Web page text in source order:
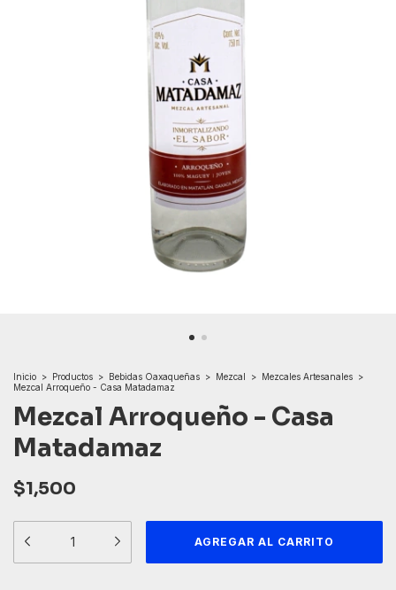
Inicio > Productos > Bebidas Oaxaqueñas > Mezcal > Mezcales Artesanales >
Mezcal Arroqueño - Casa Matadamaz
Mezcal Arroqueño - Casa
Matadamaz
$1,500